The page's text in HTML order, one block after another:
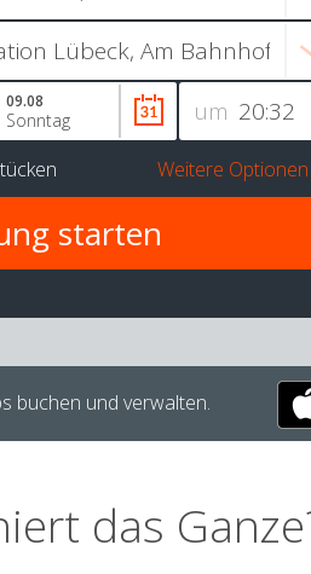
um
09.08
Sonntag
Weitere Optionen
buchen und verwalten.
das